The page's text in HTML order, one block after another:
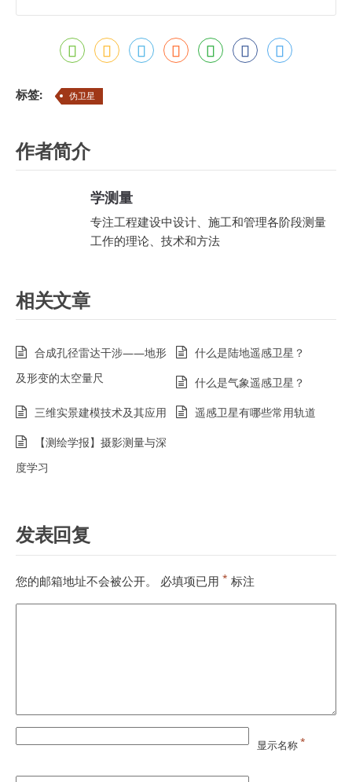
标签: 伪卫星
作者简介
学测量
专注工程建设中设计、施工和管理各阶段测量
工作的理论、技术和方法
相关文章
合成孔径雷达干涉——地形
及形变的太空量尺
什么是陆地遥感卫星？
什么是气象遥感卫星？
三维实景建模技术及其应用
遥感卫星有哪些常用轨道
【测绘学报】摄影测量与深
度学习
发表回复
您的邮箱地址不会被公开。 必填项已用 * 标注
显示名称*